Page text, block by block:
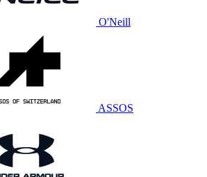
O'Neill
ASSOS